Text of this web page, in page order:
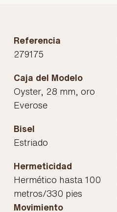
Referencia
279175
Caja del Modelo
Oyster, 28 mm, oro
Everose
Bisel
Estriado
Hermeticidad
Hermético hasta 100
metros/330 pies
Movimiento